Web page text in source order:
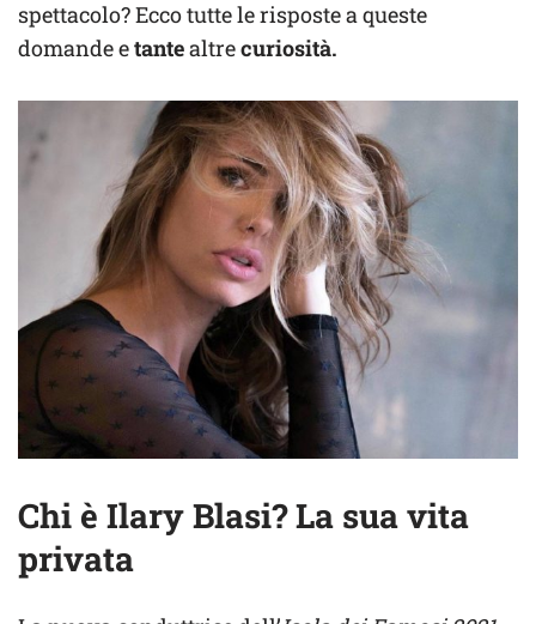
spettacolo? Ecco tutte le risposte a queste
domande etantealtrecuriosità.
Chi è Ilary Blasi? La sua vita
privata